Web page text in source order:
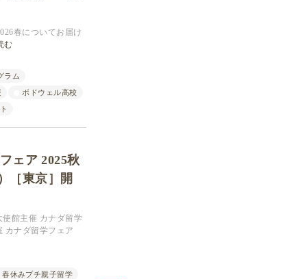
春についてお届け
む
ラム
ボドウェル高校
ェア 2025秋
［東京］開
館主催 カナダ留学
カナダ留学フェア
春休みプチ親子留学